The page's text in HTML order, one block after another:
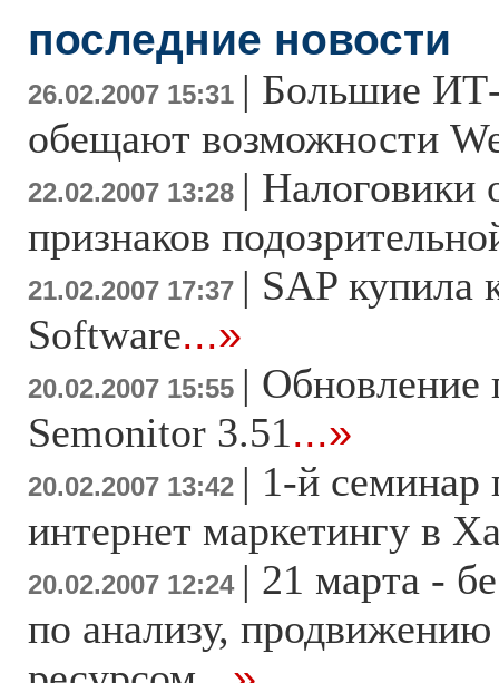
последние новости
26.02.2007 15:31 | Большие
обещают возможности
22.02.2007 13:28 | Налоговики
признаков
21.02.2007 17:37 | SAP купила
Software...»
20.02.2007 15:55 | Обновление
Semonitor 3.51...»
20.02.2007 13:42 | 1-й семинар
интернет маркетингу в
20.02.2007 12:24 | 21 марта -
по анализу,